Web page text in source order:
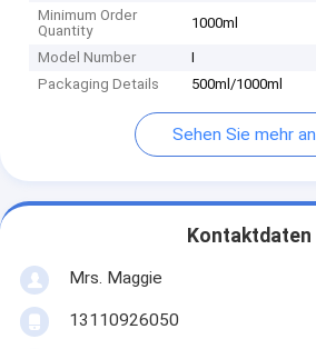
Minimum Order
Quantity
1000ml
Model Number
I
Packaging Details
500ml/1000ml
Sehen Sie mehr an
Kontaktdaten
Mrs. Maggie
13110926050